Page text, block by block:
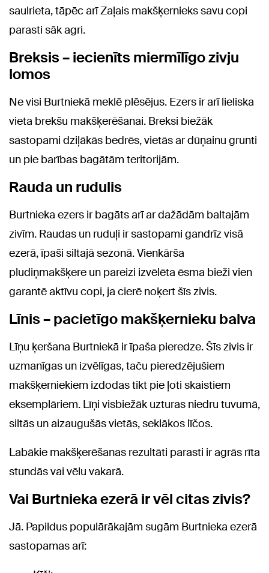
saulrieta, tāpēc arī Zaļais makšķernieks savu copi
parasti sāk agri.
Breksis – iecienīts miermīlīgo zivju
lomos
Ne visi Burtniekā meklē plēsējus. Ezers ir arī lieliska
vieta brekšu makšķerēšanai. Breksi biežāk
sastopami dziļākās bedrēs, vietās ar dūņainu grunti
un pie barības bagātām teritorijām.
Rauda un rudulis
Burtnieka ezers ir bagāts arī ar dažādām baltajām
zivīm. Raudas un ruduļi ir sastopami gandrīz visā
ezerā, īpaši siltajā sezonā. Vienkārša
pludiņmakšķere un pareizi izvēlēta ēsma bieži vien
garantē aktīvu copi, ja cierē noķert šīs zivis.
Līnis – pacietīgo makšķernieku balva
Līņu ķeršana Burtniekā ir īpaša pieredze. Šīs zivis ir
uzmanīgas un izvēlīgas, taču pieredzējušiem
makšķerniekiem izdodas tikt pie ļoti skaistiem
eksemplāriem. Līņi visbiežāk uzturas niedru tuvumā,
siltās un aizaugušās vietās, seklākos līčos.
Labākie makšķerēšanas rezultāti parasti ir agrās rīta
stundās vai vēlu vakarā.
Vai Burtnieka ezerā ir vēl citas zivis?
Jā. Papildus populārākajām sugām Burtnieka ezerā
sastopamas arī: